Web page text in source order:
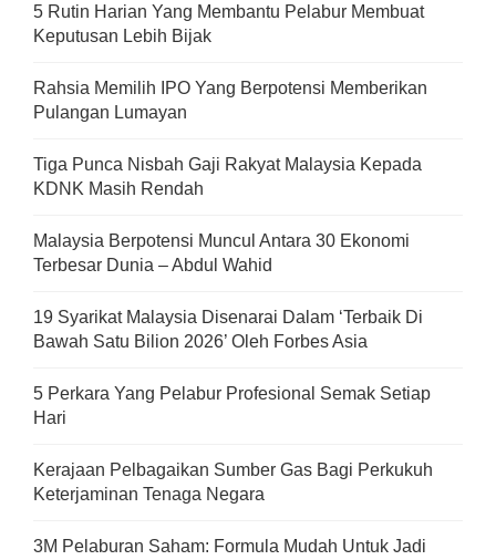
5 Rutin Harian Yang Membantu Pelabur Membuat
Keputusan Lebih Bijak
Rahsia Memilih IPO Yang Berpotensi Memberikan
Pulangan Lumayan
Tiga Punca Nisbah Gaji Rakyat Malaysia Kepada
KDNK Masih Rendah
Malaysia Berpotensi Muncul Antara 30 Ekonomi
Terbesar Dunia – Abdul Wahid
19 Syarikat Malaysia Disenarai Dalam ‘Terbaik Di
Bawah Satu Bilion 2026’ Oleh Forbes Asia
5 Perkara Yang Pelabur Profesional Semak Setiap
Hari
Kerajaan Pelbagaikan Sumber Gas Bagi Perkukuh
Keterjaminan Tenaga Negara
3M Pelaburan Saham: Formula Mudah Untuk Jadi